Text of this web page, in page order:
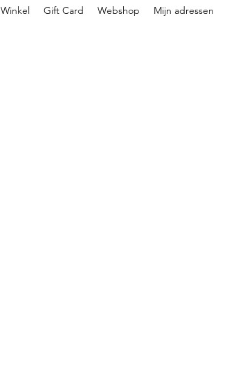
Winkel Gift Card Webshop Mijn adressen